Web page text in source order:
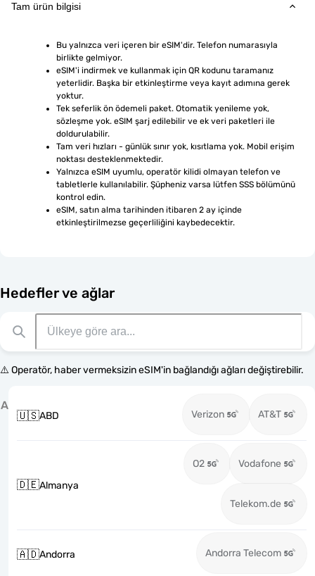
Tam ürün bilgisi
Bu yalnızca veri içeren bir eSIM'dir. Telefon numarasıyla
birlikte gelmiyor.
eSIM'i indirmek ve kullanmak için QR kodunu taramanız
yeterlidir. Başka bir etkinleştirme veya kayıt adımına gerek
yoktur.
Tek seferlik ön ödemeli paket. Otomatik yenileme yok,
sözleşme yok. eSIM şarj edilebilir ve ek veri paketleri ile
doldurulabilir.
Tam veri hızları - günlük sınır yok, kısıtlama yok. Mobil erişim
noktası desteklenmektedir.
Yalnızca eSIM uyumlu, operatör kilidi olmayan telefon ve
tabletlerle kullanılabilir. Şüpheniz varsa lütfen SSS bölümünü
kontrol edin.
eSIM, satın alma tarihinden itibaren 2 ay içinde
etkinleştirilmezse geçerliliğini kaybedecektir.
Hedefler ve ağlar
⚠️ Operatör, haber vermeksizin eSIM'in bağlandığı ağları değiştirebilir.
A
🇺🇸ABD Verizon AT&T
🇩🇪Almanya
O2 Vodafone
Telekom.de
🇦🇩Andorra Andorra Telecom